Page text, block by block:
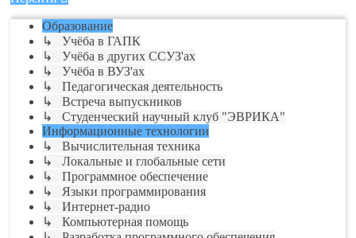
Образование
↳ Учёба в ГАПК
↳ Учёба в других ССУЗ'ах
↳ Учёба в ВУЗ'ах
↳ Педагогическая деятельность
↳ Встреча выпускников
↳ Студенческий научный клуб "ЭВРИКА"
Информационные технологии
↳ Вычислительная техника
↳ Локальные и глобальные сети
↳ Программное обеспечение
↳ Языки программирования
↳ Интернет-радио
↳ Компьютерная помощь